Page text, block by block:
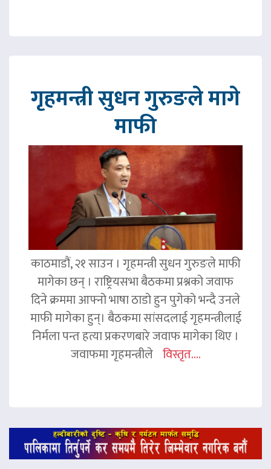
गृहमन्त्री सुधन गुरुङले मागे
माफी
काठमाडौं, २१ साउन । गृहमन्त्री सुधन गुरुङले माफी
मागेका छन् । राष्ट्रियसभा बैठकमा प्रश्नको जवाफ
दिने क्रममा आफ्नो भाषा ठाडो हुन पुगेको भन्दै उनले
माफी मागेका हुन्। बैठकमा सांसदलाई गृहमन्त्रीलाई
निर्मला पन्त हत्या प्रकरणबारे जवाफ मागेका थिए ।
जवाफमा गृहमन्त्रीले विस्तृत....